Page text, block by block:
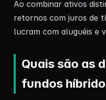
Ao combinar ativos
retornos com juros de
lucram com aluguéis e
Quais são as
fundos